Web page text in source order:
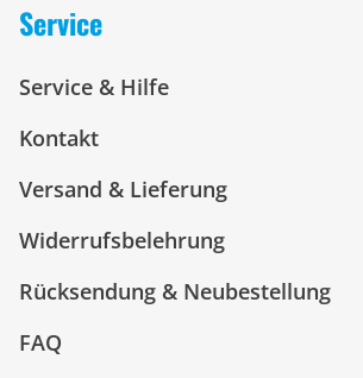
Service
Service & Hilfe
Kontakt
Versand & Lieferung
Widerrufsbelehrung
Rücksendung & Neubestellung
FAQ